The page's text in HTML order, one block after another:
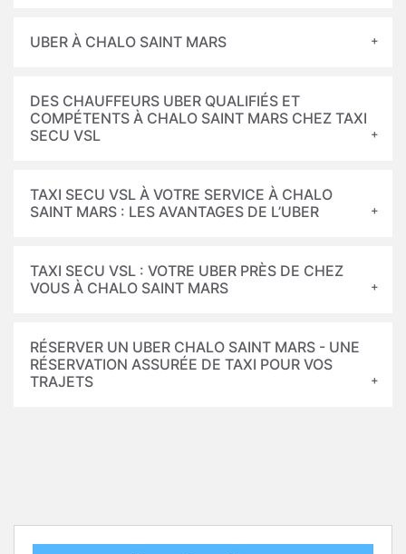
UBER À CHALO SAINT MARS
DES CHAUFFEURS UBER QUALIFIÉS ET
COMPÉTENTS À CHALO SAINT MARS CHEZ TAXI
SECU VSL
TAXI SECU VSL À VOTRE SERVICE À CHALO
SAINT MARS : LES AVANTAGES DE L’UBER
TAXI SECU VSL : VOTRE UBER PRÈS DE CHEZ
VOUS À CHALO SAINT MARS
RÉSERVER UN UBER CHALO SAINT MARS - UNE
RÉSERVATION ASSURÉE DE TAXI POUR VOS
TRAJETS